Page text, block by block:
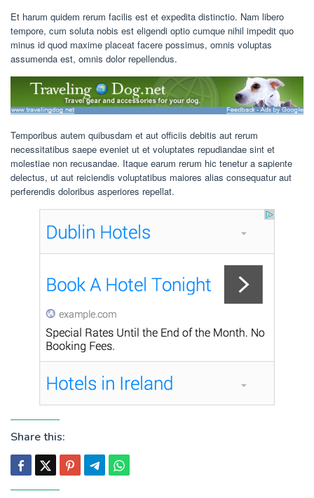
Et harum quidem rerum facilis est et expedita distinctio. Nam libero
tempore, cum soluta nobis est eligendi optio cumque nihil impedit quo
minus id quod maxime placeat facere possimus, omnis voluptas
assumenda est, omnis dolor repellendus.
Temporibus autem quibusdam et aut officiis debitis aut rerum
necessitatibus saepe eveniet ut et voluptates repudiandae sint et
molestiae non recusandae. Itaque earum rerum hic tenetur a sapiente
delectus, ut aut reiciendis voluptatibus maiores alias consequatur aut
perferendis doloribus asperiores repellat.
Share this: